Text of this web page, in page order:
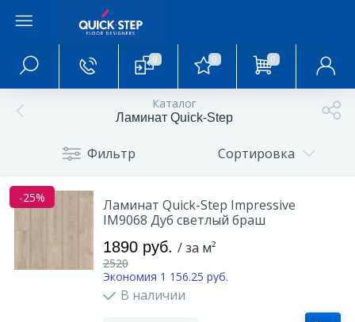
0 0 0
Каталог
Ламинат Quick-Step
Фильтр Сортировка
-25%
Ламинат Quick-Step Impressive
IM9068 Дуб светлый браш
1890 руб. / за м²
2520
Экономия 1 156.25 руб.
В наличии
Главное меню
Главная
Статьи и обзоры